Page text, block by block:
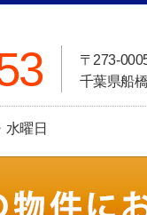
〒273-
千葉県船
水曜日